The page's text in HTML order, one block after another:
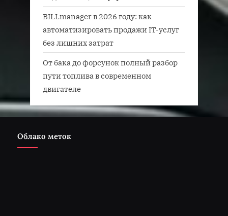
BILLmanager в 2026 году: как
автоматизировать продажи IT-услуг
без лишних затрат
От бака до форсунок полный разбор
пути топлива в современном
двигателе
Облако меток